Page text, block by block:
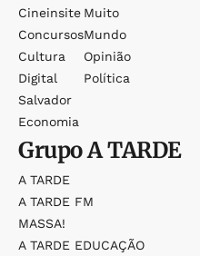
Cineinsite
Concursos
Cultura
Digital
Salvador
Economia
Muito
Mundo
Opinião
Política
GrupoA TARDE
A TARDE
A TARDE FM
MASSA!
A TARDE EDUCAÇÃO